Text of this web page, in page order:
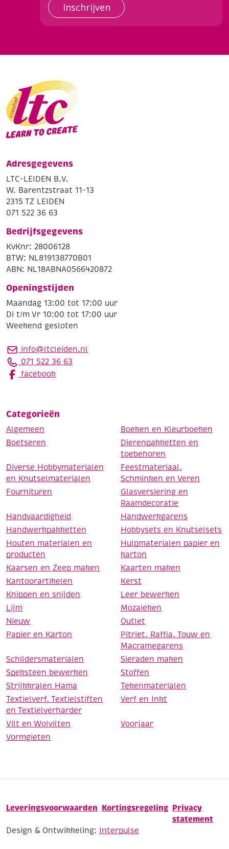
Inschrijven
Adresgegevens
LTC-LEIDEN B.V.
W. Barentzstraat 11-13
2315 TZ LEIDEN
071 522 36 63
Bedrijfsgegevens
KvKnr: 28006128
BTW: NL819138770B01
ABN: NL18ABNA0566420872
Openingstijden
Maandag 13:00 tot 17:00 uur
Di t/m Vr 10:00 tot 17:00 uur
Weekend gesloten
info@ltcleiden.nl
071 522 36 63
facebook
Categorieën
Algemeen
Boeken en Kleurboeken
Boetseren
Dierenpakketten en
toebehoren
Diverse Hobbymaterialen
en Knutselmaterialen
Feestmateriaal,
Schminken en Veren
Fournituren
Glasversiering en
Raamdecoratie
Handvaardigheid
Handwerkgarens
Handwerkpakketten
Hobbysets en Knutselsets
Houten materialen en
producten
Hulpmaterialen papier en
karton
Kaarsen en Zeep maken
Kaarten maken
Kantoorartikelen
Kerst
Knippen en snijden
Leer bewerken
Lijm
Mozaieken
Nieuw
Outlet
Papier en Karton
Pitriet, Raffia, Touw en
Macramegarens
Schildersmaterialen
Sieraden maken
Speksteen bewerken
Stoffen
Strijkkralen Hama
Tekenmaterialen
Textielverf, Textielstiften
en Textielverharder
Verf en Inkt
Vilt en Wolvilten
Voorjaar
Vormgieten
Leveringsvoorwaarden Kortingsregeling Privacy
statement
Design & Ontwikkeling: Interpulse